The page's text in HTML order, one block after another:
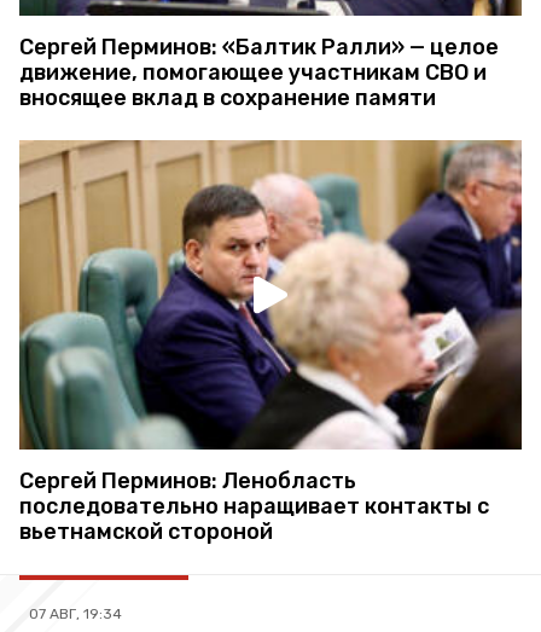
Сергей Перминов: «Балтик Ралли» — целое
движение, помогающее участникам СВО и
вносящее вклад в сохранение памяти
Сергей Перминов: Ленобласть
последовательно наращивает контакты с
вьетнамской стороной
07 АВГ, 19:34